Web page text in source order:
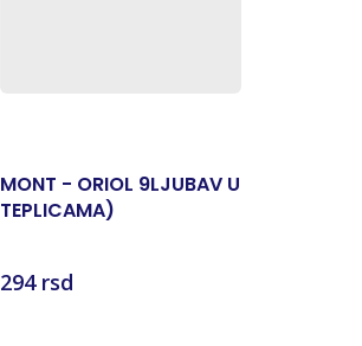
MONT - ORIOL 9LJUBAV U
TEPLICAMA)
294 rsd